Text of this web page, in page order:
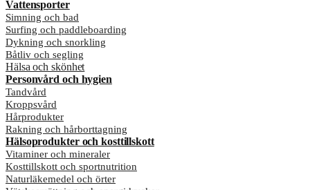
Vattensporter
Simning och bad
Surfing och paddleboarding
Dykning och snorkling
Båtliv och segling
Hälsa och skönhet
Personvård och hygien
Tandvård
Kroppsvård
Hårprodukter
Rakning och hårborttagning
Hälsoprodukter och kosttillskott
Vitaminer och mineraler
Kosttillskott och sportnutrition
Naturläkemedel och örter